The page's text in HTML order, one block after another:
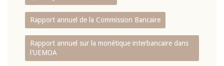
Rapport annuel de la Commission Bancaire
Rapport annuel sur la monétique interbancaire dans
l'UEMOA